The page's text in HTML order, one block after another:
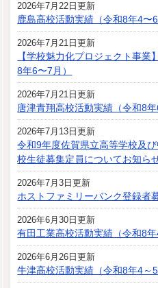
2026年7月22日更新
鹿島高校活動実績（令和8年4〜6
2026年7月21日更新
【学校魅力化プロジェクト事
8年6〜7月）
2026年7月21日更新
唐津青翔高校活動実績（令和8
2026年7月13日更新
令和9年度佐賀県立高等学校及
校生徒募集定員についてお知ら
2026年7月3日更新
ホストファミリーバンク登録者
2026年6月30日更新
有田工業高校活動実績（令和8年
2026年6月26日更新
牛津高校活動実績（令和8年4～5